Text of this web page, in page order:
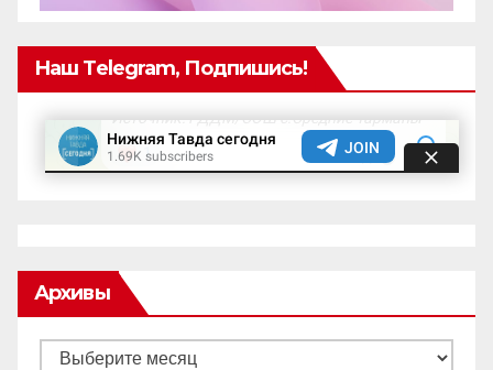
Наш Telegram, Подпишись!
Архивы
Архивы